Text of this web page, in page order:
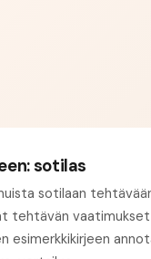
sotilas
sotilaan
esimerkkikirjeen